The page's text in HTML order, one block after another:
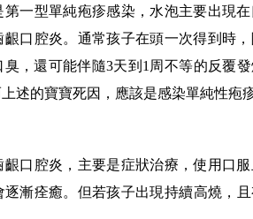
一型單純疱疹感染，水泡主要出現
齦口腔炎。通常孩子在頭一次得到時
臭，還可能伴隨3天到1周不等的反覆
述的寶寶死因，應該是感染單純性疱
齦口腔炎，主要是症狀治療，使用口
逐漸痊癒。但若孩子出現持續高燒，